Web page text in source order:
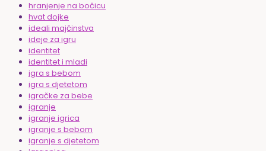
hranjenje na bočicu
hvat dojke
ideali majčinstva
ideje za igru
identitet
identitet i mladi
igra s bebom
igra s djetetom
igračke za bebe
igranje
igranje igrica
igranje s bebom
igranje s djetetom